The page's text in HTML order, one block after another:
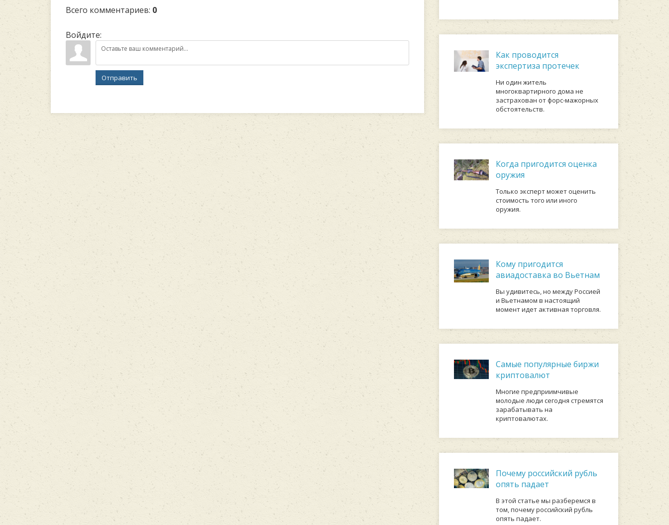
Всего комментариев: 0
Войдите:
Отправить
Как проводится
экспертиза протечек
Ни один житель
многоквартирного дома не
застрахован от форс-мажорных
обстоятельств.
Когда пригодится оценка
оружия
Только эксперт может оценить
стоимость того или иного
оружия.
Кому пригодится
авиадоставка во Вьетнам
Вы удивитесь, но между Россией
и Вьетнамом в настоящий
момент идет активная торговля.
Самые популярные биржи
криптовалют
Многие предприимчивые
молодые люди сегодня стремятся
зарабатывать на
криптовалютах.
Почему российский рубль
опять падает
В этой статье мы разберемся в
том, почему российский рубль
опять падает.